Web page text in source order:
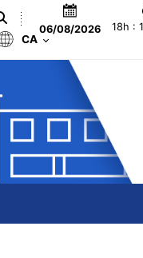
06/08/2026 18h :
CA